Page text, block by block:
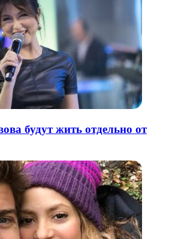
будут жить отдельно от